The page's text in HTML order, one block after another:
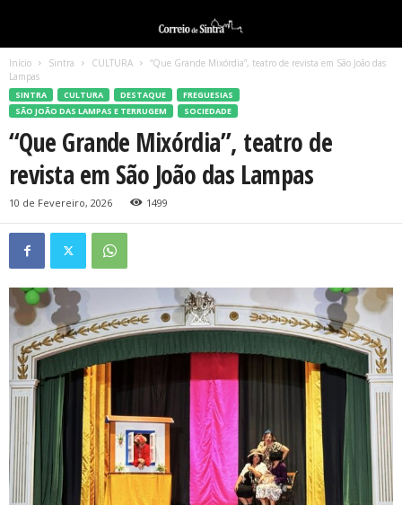
Início Sintra CULTURA
“Que Grande Mixórdia”, teatro de revista em São João das
Lampas
SINTRA CULTURA DESTAQUE
FREGUESIAS
SÃO JOÃO DAS LAMPAS E TERRUGEM
SOCIEDADE
“Que Grande Mixórdia”, teatro de
revista em São João das Lampas
10 de Fevereiro, 2026 1499